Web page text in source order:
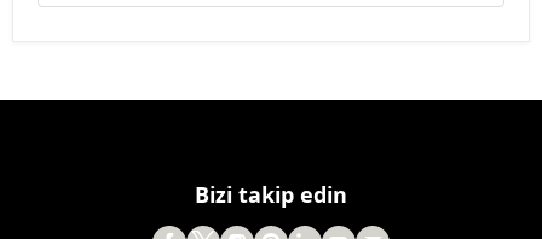
Bizi takip edin